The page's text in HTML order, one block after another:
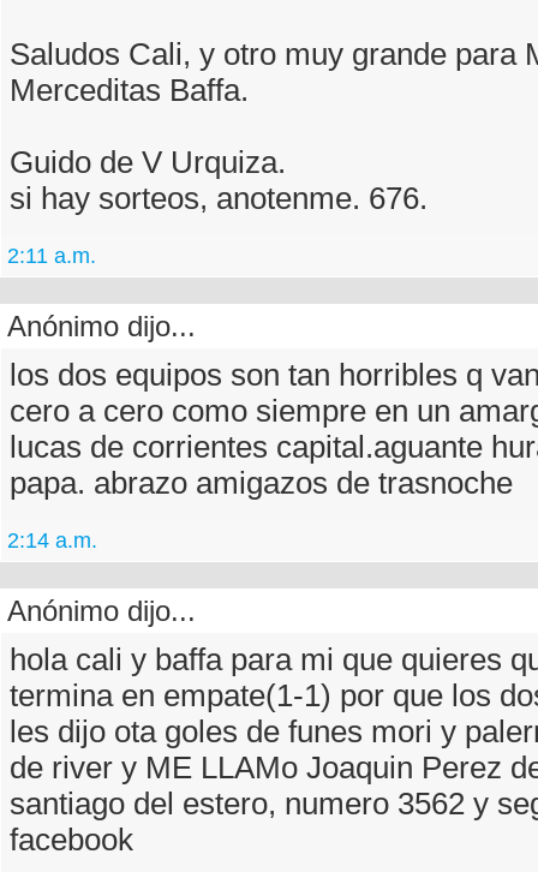
Saludos Cali, y otro muy grande para
Merceditas Baffa.
Guido de V Urquiza.
si hay sorteos, anotenme. 676.
2:11 a.m.
Anónimo dijo...
los dos equipos son tan horribles q
cero a cero como siempre en un
lucas de corrientes capital.aguante
papa. abrazo amigazos de trasnoche
2:14 a.m.
Anónimo dijo...
hola cali y baffa para mi que quieres
termina en empate(1-1) por que los
les dijo ota goles de funes mori y
de river y ME LLAMo Joaquin Perez
santiago del estero, numero 3562 y
facebook